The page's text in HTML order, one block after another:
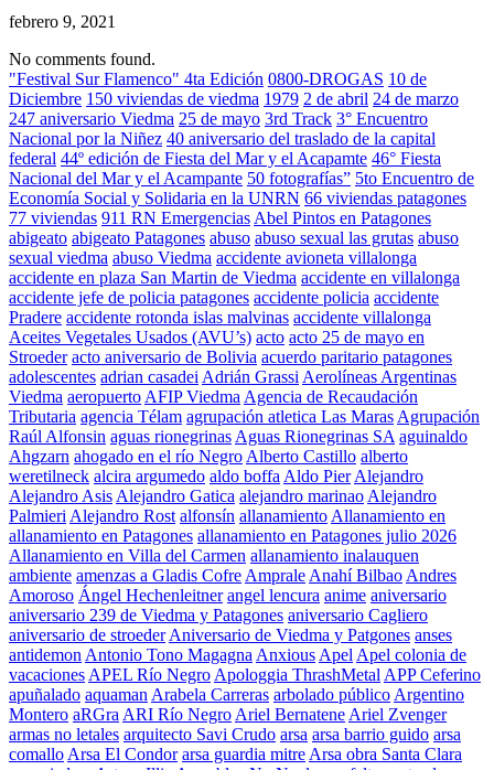
febrero 9, 2021
No comments found.
"Festival Sur Flamenco" 4ta Edición 0800-DROGAS 10 de
Diciembre 150 viviendas de viedma 1979 2 de abril 24 de marzo
247 aniversario Viedma 25 de mayo 3rd Track 3° Encuentro
Nacional por la Niñez 40 aniversario del traslado de la capital
federal 44º edición de Fiesta del Mar y el Acapamte 46° Fiesta
Nacional del Mar y el Acampante 50 fotografías” 5to Encuentro de
Economía Social y Solidaria en la UNRN 66 viviendas patagones
77 viviendas 911 RN Emergencias Abel Pintos en Patagones
abigeato abigeato Patagones abuso abuso sexual las grutas abuso
sexual viedma abuso Viedma accidente avioneta villalonga
accidente en plaza San Martin de Viedma accidente en villalonga
accidente jefe de policia patagones accidente policia accidente
Pradere accidente rotonda islas malvinas accidente villalonga
Aceites Vegetales Usados (AVU’s) acto acto 25 de mayo en
Stroeder acto aniversario de Bolivia acuerdo paritario patagones
adolescentes adrian casadei Adrián Grassi Aerolíneas Argentinas
Viedma aeropuerto AFIP Viedma Agencia de Recaudación
Tributaria agencia Télam agrupación atletica Las Maras Agrupación
Raúl Alfonsin aguas rionegrinas Aguas Rionegrinas SA aguinaldo
Ahgzarn ahogado en el río Negro Alberto Castillo alberto
weretilneck alcira argumedo aldo boffa Aldo Pier Alejandro
Alejandro Asis Alejandro Gatica alejandro marinao Alejandro
Palmieri Alejandro Rost alfonsín allanamiento Allanamiento en
allanamiento en Patagones allanamiento en Patagones julio 2026
Allanamiento en Villa del Carmen allanamiento inalauquen
ambiente amenzas a Gladis Cofre Amprale Anahí Bilbao Andres
Amoroso Ángel Hechenleitner angel lencura anime aniversario
aniversario 239 de Viedma y Patagones aniversario Cagliero
aniversario de stroeder Aniversario de Viedma y Patgones anses
antidemon Antonio Tono Magagna Anxious Apel Apel colonia de
vacaciones APEL Río Negro Apologgia ThrashMetal APP Ceferino
apuñalado aquaman Arabela Carreras arbolado público Argentino
Montero aRGra ARI Río Negro Ariel Bernatene Ariel Zvenger
armas no letales arquitecto Savi Crudo arsa arsa barrio guido arsa
comallo Arsa El Condor arsa guardia mitre Arsa obra Santa Clara